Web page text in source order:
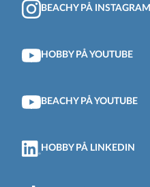
BEACHY PÅ INSTAGRAM
HOBBY PÅ YOUTUBE
BEACHY PÅ YOUTUBE
HOBBY PÅ LINKEDIN